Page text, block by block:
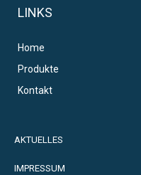
LINKS
Home
Produkte
Kontakt
AKTUELLES
IMPRESSUM